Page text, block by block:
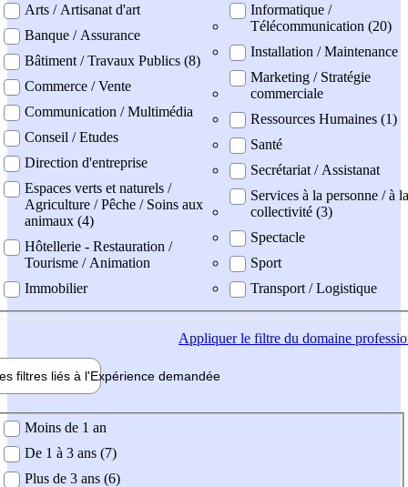
Arts / Artisanat d'art
Banque / Assurance
Bâtiment / Travaux Publics (8)
Commerce / Vente
Communication / Multimédia
Conseil / Etudes
Direction d'entreprise
Espaces verts et naturels /
Agriculture / Pêche / Soins aux
animaux (4)
Hôtellerie - Restauration /
Tourisme / Animation
Immobilier
Informatique /
Télécommunication (20)
Installation / Maintenance
Marketing / Stratégie
commerciale
Ressources Humaines (1)
Santé
Secrétariat / Assistanat
Services à la personne / à la
collectivité (3)
Spectacle
Sport
Transport / Logistique
Appliquerle filtre du domaine
filtres liés à l'Expérience demandée
demandée
Moins de 1 an
De 1 à 3 ans (7)
Plus de 3 ans (6)